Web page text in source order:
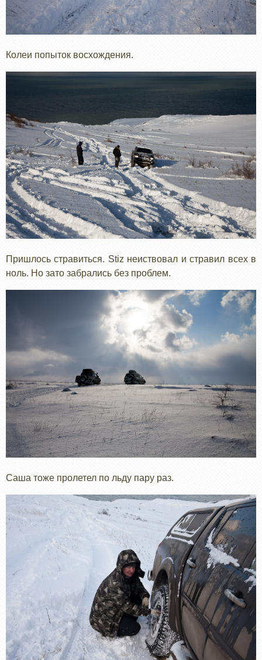
Колеи попыток восхождения.
Пришлось стравиться. Stiz неиствовал и стравил всех в
ноль. Но зато забрались без проблем.
Саша тоже пролетел по льду пару раз.